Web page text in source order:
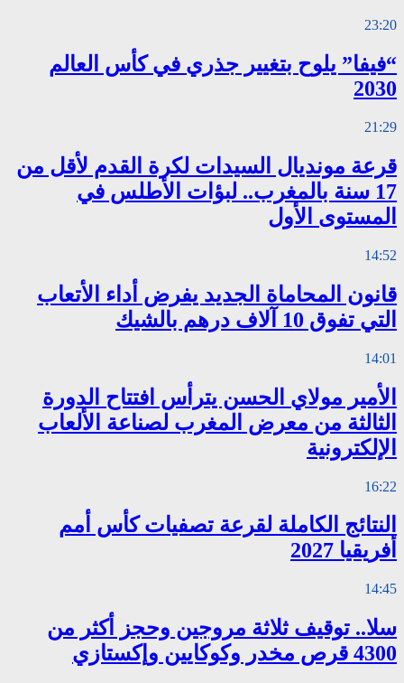
23:20
“فيفا” يلوح بتغيير جذري في كأس العالم
2030
21:29
قرعة مونديال السيدات لكرة القدم لأقل من
17 سنة بالمغرب.. لبؤات الأطلس في
المستوى الأول
14:52
قانون المحاماة الجديد يفرض أداء الأتعاب
التي تفوق 10 آلاف درهم بالشيك
14:01
الأمير مولاي الحسن يترأس افتتاح الدورة
الثالثة من معرض المغرب لصناعة الألعاب
الإلكترونية
16:22
النتائج الكاملة لقرعة تصفيات كأس أمم
أفريقيا 2027
14:45
سلا.. توقيف ثلاثة مروجين وحجز أكثر من
4300 قرص مخدر وكوكايين وإكستازي